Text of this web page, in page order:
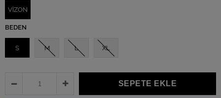
VİZON
BEDEN
S M L XL